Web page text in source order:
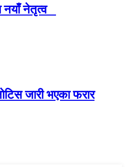
नयाँ नेतृत्व
जारी भएका फरार